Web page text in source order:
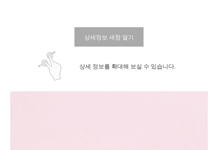
상세정보 새창 열기
상세 정보를 확대해 보실 수 있습니다.